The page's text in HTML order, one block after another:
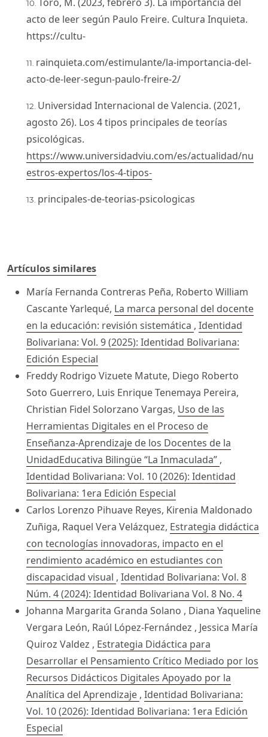
acto de leer según Paulo Freire. Cultura Inquieta.
https://cultu-
rainquieta.com/estimulante/la-importancia-del-
acto-de-leer-segun-paulo-freire-2/
Universidad Internacional de Valencia. (2021,
agosto 26). Los 4 tipos principales de teorías
psicológicas.
https://www.universidadviu.com/es/actualidad/nu
estros-expertos/los-4-tipos-
principales-de-teorias-psicologicas
Artículos similares
María Fernanda Contreras Peña, Roberto William
Cascante Yarlequé, La marca personal del docente
en la educación: revisión sistemática , Identidad
Bolivariana: Vol. 9 (2025): Identidad Bolivariana:
Edición Especial
Freddy Rodrigo Vizuete Matute, Diego Roberto
Soto Guerrero, Luis Enrique Tenemaya Pereira,
Christian Fidel Solorzano Vargas, Uso de las
Herramientas Digitales en el Proceso de
Enseñanza-Aprendizaje de los Docentes de la
UnidadEducativa Bilingüe “La Inmaculada” ,
Identidad Bolivariana: Vol. 10 (2026): Identidad
Bolivariana: 1era Edición Especial
Carlos Lorenzo Pihuave Reyes, Kirenia Maldonado
Zuñiga, Raquel Vera Velázquez, Estrategia didáctica
con tecnologías innovadoras, impacto en el
rendimiento académico en estudiantes con
discapacidad visual , Identidad Bolivariana: Vol. 8
Núm. 4 (2024): Identidad Bolivariana Vol. 8 No. 4
Johanna Margarita Granda Solano , Diana Yaqueline
Vergara León, Raúl López-Fernández , Jessica María
Quiroz Valdez , Estrategia Didáctica para
Desarrollar el Pensamiento Crítico Mediado por los
Recursos Didácticos Digitales Apoyado por la
Analítica del Aprendizaje , Identidad Bolivariana:
Vol. 10 (2026): Identidad Bolivariana: 1era Edición
Especial